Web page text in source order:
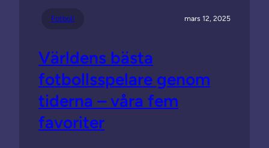
Fotboll mars 12, 2025
Världens bästa
fotbollsspelare genom
tiderna – våra fem
favoriter